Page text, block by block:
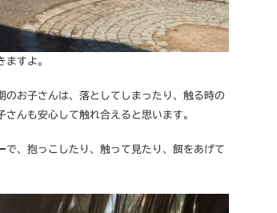
すよ。
お子さんは、落としてしまったり、触る時の
んも安心して触れ合えると思います。
で、抱っこしたり、触って見たり、餌をあげて